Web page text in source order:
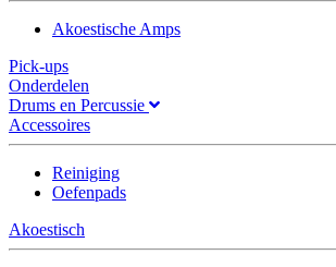
Akoestische Amps
Pick-ups
Onderdelen
Drums en Percussie
Accessoires
Reiniging
Oefenpads
Akoestisch